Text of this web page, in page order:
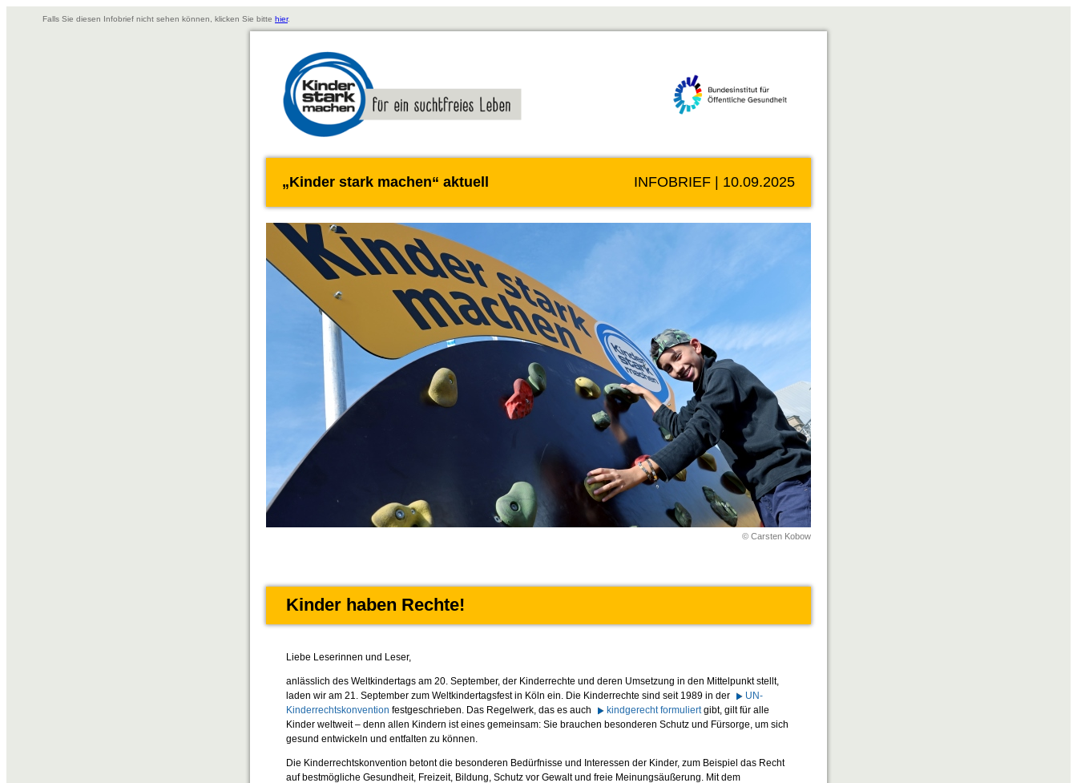
Falls Sie diesen Infobrief nicht sehen können, klicken Sie bitte hier.
„Kinder stark machen“ aktuell INFOBRIEF | 10.09.2025
© Carsten Kobow
Kinder haben Rechte!
Liebe Leserinnen und Leser,
anlässlich des Weltkindertags am 20. September, der Kinderrechte und deren Umsetzung in den Mittelpunkt stellt,
laden wir am 21. September zum Weltkindertagsfest in Köln ein. Die Kinderrechte sind seit 1989 in der
UN-
Kinderrechtskonvention festgeschrieben. Das Regelwerk, das es auch kindgerecht formuliertgibt, gilt für alle
Kinder weltweit – denn allen Kindern ist eines gemeinsam: Sie brauchen besonderen Schutz und Fürsorge, um sich
gesund entwickeln und entfalten zu können.
Die Kinderrechtskonvention betont die besonderen Bedürfnisse und Interessen der Kinder, zum Beispiel das Recht
auf bestmögliche Gesundheit, Freizeit, Bildung, Schutz vor Gewalt und freie Meinungsäußerung. Mit dem